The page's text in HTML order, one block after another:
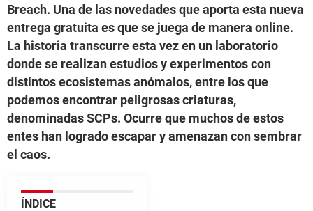
Breach. Una de las novedades que aporta esta nueva
entrega gratuita es que se juega de manera online.
La historia transcurre esta vez en un laboratorio
donde se realizan estudios y experimentos con
distintos ecosistemas anómalos, entre los que
podemos encontrar peligrosas criaturas,
denominadas SCPs. Ocurre que muchos de estos
entes han logrado escapar y amenazan con sembrar
el caos.
ÍNDICE